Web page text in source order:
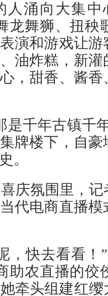
人涌向大集
龙舞狮、扭秧
演和游戏让
油炸糕，新
，甜香、酱
是千年古镇千
牌楼下，自
。
庆氛围里，
代电商直播
，快去看看！
助农直播的佼
牵头组建红